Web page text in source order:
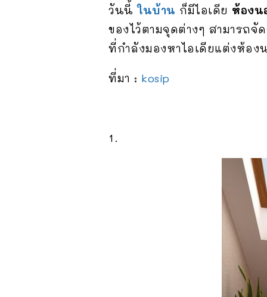
วันนี้ในบ้าน ก็มีไอเดีย ห้องน
ของไว้ตามจุดต่างๆ สามารถ
ที่กำลังมองหาไอเดียแต่งห้อ
ที่มา : kosip
1.